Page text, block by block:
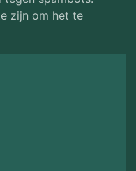
zijn om het te